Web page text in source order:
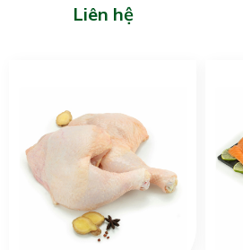
Liên hệ